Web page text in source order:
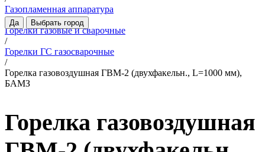
Да Выбрать город
Газопламенная аппаратура
/
Горелки газовые и сварочные
/
Горелки ГС газосварочные
/
Горелка газовоздушная ГВМ-2 (двухфакельн., L=1000 мм),
БАМЗ
Горелка газовоздушная